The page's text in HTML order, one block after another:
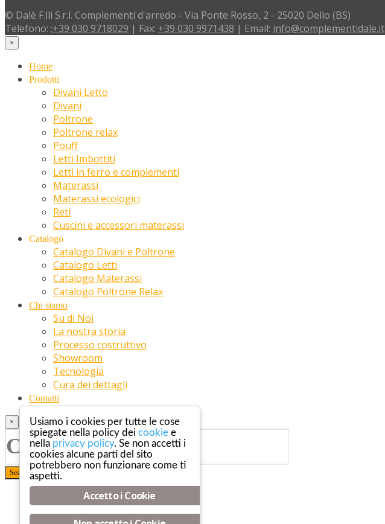
© Dalè F.lli S.r.l. Complementi d'arredo - Via Ponte Rosso, 2 - 25020 Dello (BS)
Telefono: :+39 030 9718029 | Fax: +39 030 9971438 | Email: info@complementidale.it
×
Home
Prodotti
Divani Letto
Divani
Poltrone
Poltrone relax
Pouff
Letti Imbottiti
Letti in ferro e complementi
Materassi
Materassi ecologici
Reti
Cuscini e accessori materassi
Catalogo
Catalogo Divani e Poltrone
Catalogo Letti
Catalogo Materassi
Catalogo Poltrone Relax
Chi siamo
Su di Noi
La nostra storia
Processo costruttivo
Showroom
Tecnologia
Cura dei dettagli
Contatti
×
Usiamo i cookies per tutte le cose
spiegate nella policy dei cookie e
nella privacy policy. Se non accetti i
cookies alcune parti del sito
potrebbero non funzionare come ti
aspetti.
Accetto i Cookie